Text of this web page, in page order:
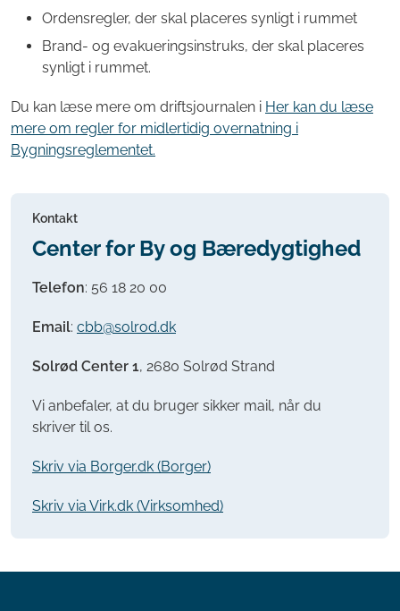
Ordensregler, der skal placeres synligt i rummet
Brand- og evakueringsinstruks, der skal placeres
synligt i rummet.
Du kan læse mere om driftsjournalen i Her kan du læse
mere om regler for midlertidig overnatning i
Bygningsreglementet.
Kontakt
Center for By og Bæredygtighed
Telefon: 56 18 20 00
Email: cbb@solrod.dk
Solrød Center 1, 2680 Solrød Strand
Vi anbefaler, at du bruger sikker mail, når du
skriver til os.
Skriv via Borger.dk (Borger)
Skriv via Virk.dk (Virksomhed)